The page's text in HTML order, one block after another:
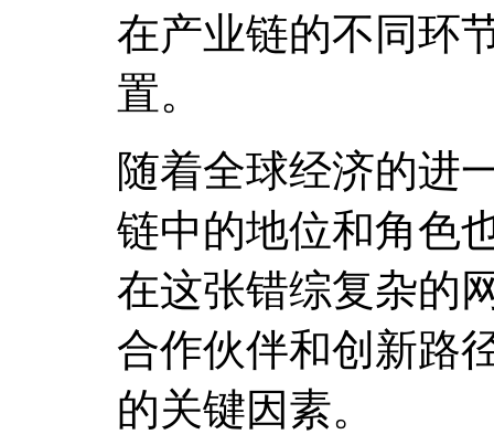
在产业链的不同环
置。
随着全球经济的进
链中的地位和角色
在这张错综复杂的
合作伙伴和创新路
的关键因素。